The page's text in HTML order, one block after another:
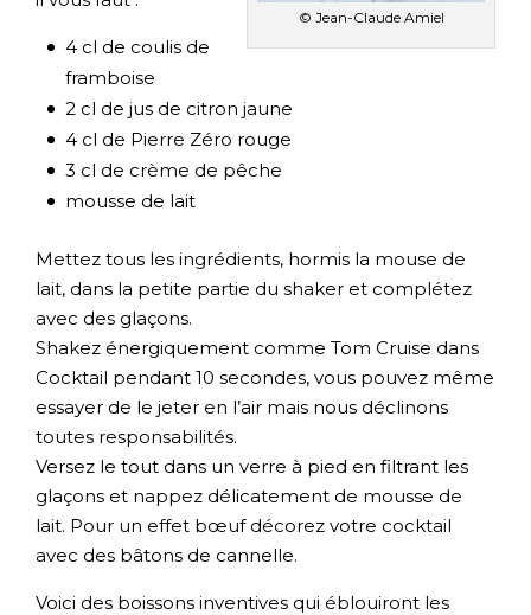
© Jean-Claude Amiel
4 cl de coulis de
framboise
2 cl de jus de citron jaune
4 cl de Pierre Zéro rouge
3 cl de crème de pêche
mousse de lait
Mettez tous les ingrédients, hormis la mouse de
lait, dans la petite partie du shaker et complétez
avec des glaçons.
Shakez énergiquement comme Tom Cruise dans
Cocktail pendant 10 secondes, vous pouvez même
essayer de le jeter en l’air mais nous déclinons
toutes responsabilités.
Versez le tout dans un verre à pied en filtrant les
glaçons et nappez délicatement de mousse de
lait. Pour un effet bœuf décorez votre cocktail
avec des bâtons de cannelle.
Voici des boissons inventives qui éblouiront les